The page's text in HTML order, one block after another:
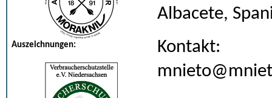
Auszeichnungen:
Albacete,
Kontakt: